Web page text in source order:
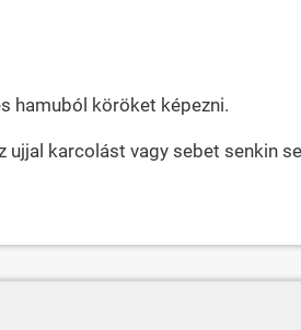
hamuból köröket képezni.
ujjal karcolást vagy sebet senkin